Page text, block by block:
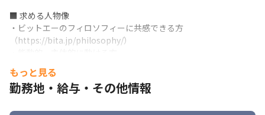
＜案件実績＞
・東北地方の食品加工メーカーのブランディングから制作まで
・大手報道機関のグローバルマーケティング調査、戦略立案、推
進
■ 求める人物像
・ビットエーのフィロソフィーに共感できる方
（https://bita.jp/philosophy/）
・仮説検証など論理的な考え方が好きな方
・組織作りを経験してみたい方
もっと見る
勤務地・給与・その他情報